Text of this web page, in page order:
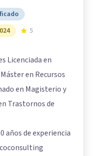
5
Licenciada en
en Recursos
en Magisterio y
Trastornos de
años de experiencia